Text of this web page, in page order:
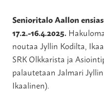
Senioritalo Aallon
17.2.-16.4.2025.
noutaa Jyllin Kodilta,
SRK Olkkarista ja
palautetaan Jalmari
Ikaalinen).